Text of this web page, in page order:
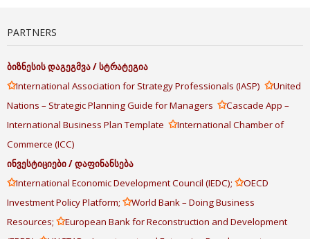
PARTNERS
ბიზნესისდაგეგმვა/სტრატეგია
✩International Association for Strategy Professionals (IASP) ✩United
Nations – Strategic Planning Guide for Managers ✩Cascade App –
International Business Plan Template ✩International Chamber of
Commerce (ICC)
ინვესტიციები/დაფინანსება
✩International Economic Development Council (IEDC); ✩OECD
Investment Policy Platform; ✩World Bank – Doing Business
Resources; ✩European Bank for Reconstruction and Development